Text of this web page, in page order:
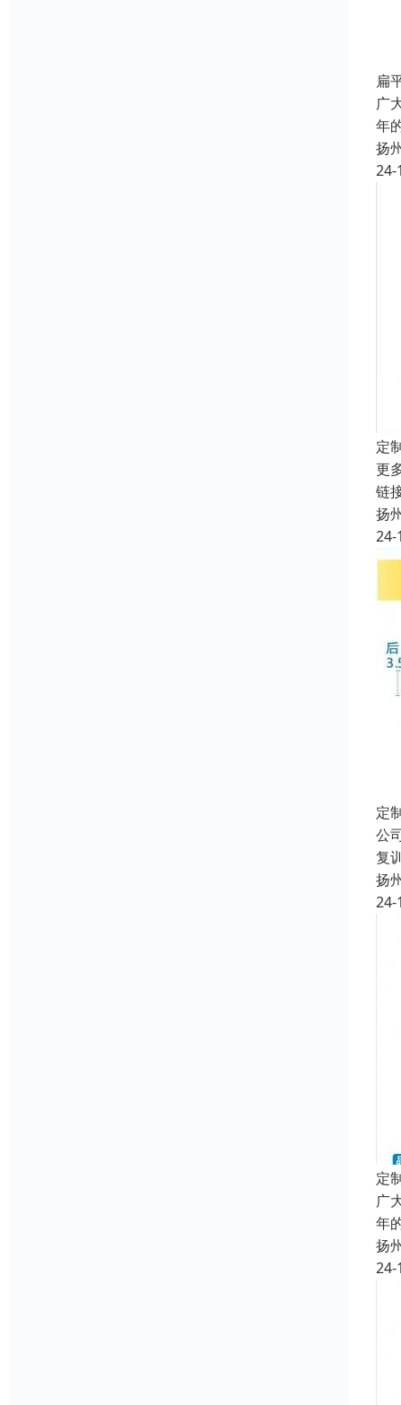
扁
广
年
扬
24-
定
更
链
扬
24-
定
公
复
扬
24-
定
广
年
扬
24-